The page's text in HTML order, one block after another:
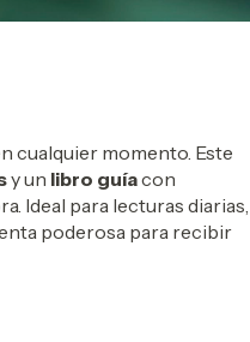
cualquier momento. Este
y un libro guíacon
Ideal para lecturas diarias,
poderosa para recibir